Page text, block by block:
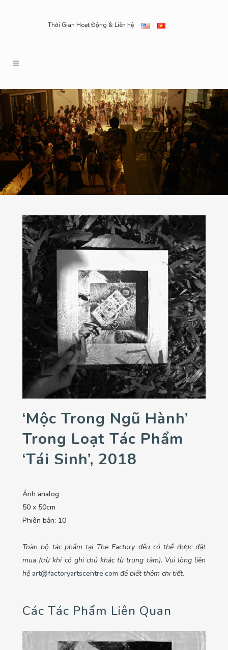
Thời Gian Hoạt Động & Liên hệ
‘Mộc Trong Ngũ Hành’
Trong Loạt Tác Phẩm
‘Tái Sinh’, 2018
Ảnh analog
50 x 50cm
Phiên bản: 10
Toàn bộ tác phẩm tại The Factory đều có thể được đặt
mua (trừ khi có ghi chú khác từ trung tâm). Vui lòng liên
hệ art@factoryartscentre.com để biết thêm chi tiết.
Các Tác Phẩm Liên Quan